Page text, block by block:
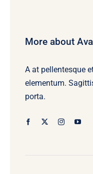
More about
A at pellentesque
elementum.
porta.